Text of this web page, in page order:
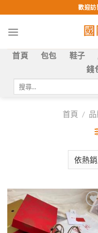
to
content
歡迎訪
首頁 包包 鞋子
錢
首頁 /
Add to
wishlist